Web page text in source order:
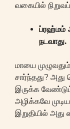
வகையில்
ப்ரஹ்மம்
நடவாது.
மாயை
சார்ந்தது?
இருக்க
அழிக்கவே
இறுதியில் அது